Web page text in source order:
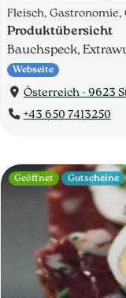
Fleisch, Gastronomie,
Produktübersicht
Bauchspeck,
Webseite
Österreich - 9623
+43 650 7413250
Geöffnet Gutscheine